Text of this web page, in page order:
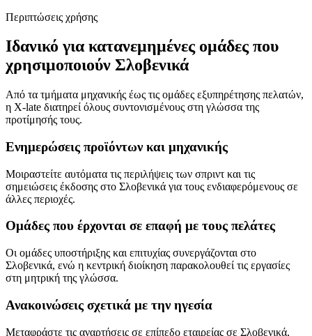
Περιπτώσεις χρήσης
Ιδανικό για κατανεμημένες ομάδες που
χρησιμοποιούν Σλοβενικά
Από τα τμήματα μηχανικής έως τις ομάδες εξυπηρέτησης πελατών,
η X-late διατηρεί όλους συντονισμένους στη γλώσσα της
προτίμησής τους.
Ενημερώσεις προϊόντων και μηχανικής
Μοιραστείτε αυτόματα τις περιλήψεις των σπριντ και τις
σημειώσεις έκδοσης στο Σλοβενικά για τους ενδιαφερόμενους σε
άλλες περιοχές.
Ομάδες που έρχονται σε επαφή με τους πελάτες
Οι ομάδες υποστήριξης και επιτυχίας συνεργάζονται στο
Σλοβενικά, ενώ η κεντρική διοίκηση παρακολουθεί τις εργασίες
στη μητρική της γλώσσα.
Ανακοινώσεις σχετικά με την ηγεσία
Μεταφράστε τις αναρτήσεις σε επίπεδο εταιρείας σε Σλοβενικά,